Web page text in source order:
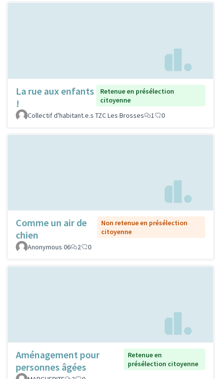
La rue aux enfants
!
Retenue en présélection
citoyenne
Collectif d'habitant.e.s TZC Les Brosses
1 0
Comme un air de
chien
Non retenue en présélection
citoyenne
Anonymous 06
2 0
Aménagement pour
personnes âgées
Retenue en
présélection citoyenne